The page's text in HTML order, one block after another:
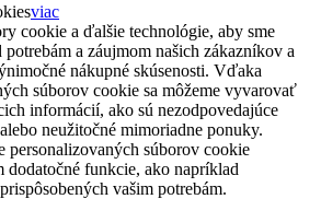
viac
cookie a ďalšie technológie, aby sme
a záujmom našich zákazníkov a
nákupné skúsenosti. Vďaka
súborov cookie sa môžeme vyvarovať
informácií, ako sú nezodpovedajúce
neužitočné mimoriadne ponuky.
personalizovaných súborov cookie
funkcie, ako napríklad
vašim potrebám.